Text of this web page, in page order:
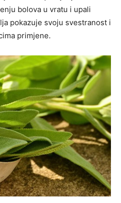
bolova u vratu i upali
pokazuje svoju svestranost i
primjene.